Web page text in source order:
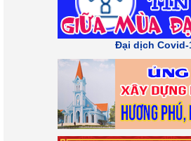
Đại dịch Covid-